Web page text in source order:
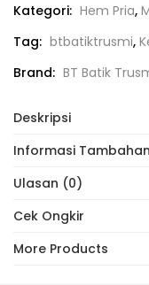
Kategori: Hem Pria,
Tag: btbatiktrusmi,
Brand: BT Batik
Deskripsi
Informasi Tambahan
Ulasan (0)
Cek Ongkir
More Products